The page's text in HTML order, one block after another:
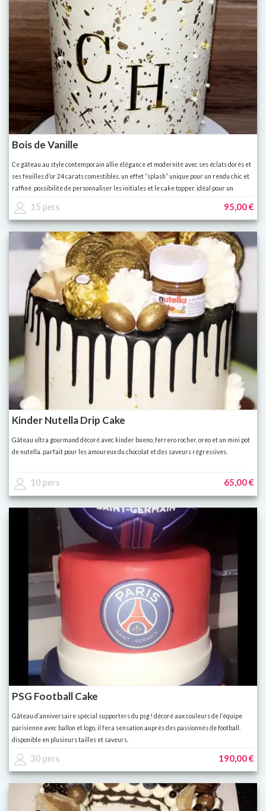
Bois de Vanille
Ce gâteau au style contemporain allie élégance et modernité avec ses éclats dorés et
ses feuilles d’or 24 carats comestibles. un effet “splash” unique pour un rendu chic et
raffiné. possibilité de personnaliser les initiales et le cake topper. idéal pour un
15 pers 95,00 €
Kinder Nutella Drip Cake
Gâteau ultra gourmand décoré avec kinder bueno, ferrero rocher, oreo et un mini pot
de nutella. parfait pour les amoureux du chocolat et des saveurs régressives.
10 pers 65,00 €
PSG Football Cake
Gâteau d’anniversaire spécial supporters du psg ! décoré aux couleurs de l’équipe
parisienne avec ballon et logo, il fera sensation auprès des passionnés de football.
disponible en plusieurs tailles et saveurs.
30 pers 190,00 €